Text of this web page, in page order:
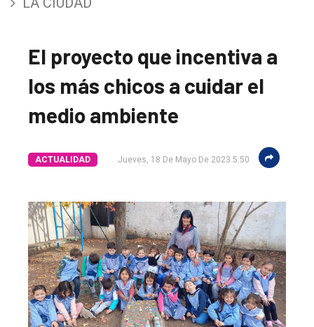
El
único
El proyecto que incentiva a
los más chicos a cuidar el
medio ambiente
ACTUALIDAD Jueves, 18 De Mayo De 2023 5:50